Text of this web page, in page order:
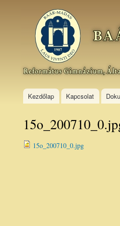
Baár–
Madas
Református
Gimnázium,
Általános
Kollégium
Kezdőlap Kapcsolat
15o_200710_0.jpg